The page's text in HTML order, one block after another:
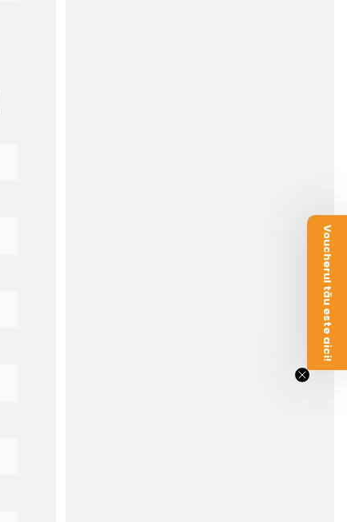
Voucherul tău este aici!